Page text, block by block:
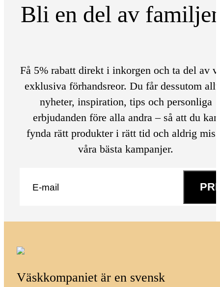
Bli en del av
Få 5% rabatt direkt i inkorgen och ta del av
exklusiva förhandsreor. Du får dessutom
nyheter, inspiration, tips och personliga
erbjudanden före alla andra – så att du kan
fynda rätt produkter i rätt tid och aldrig
våra bästa kampanjer.
Väskkompaniet är en svensk